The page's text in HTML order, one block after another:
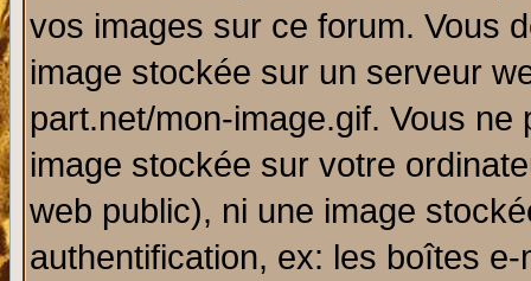
vos images sur ce forum. Vous
image stockée sur un serveur
part.net/mon-image.gif. Vous
image stockée sur votre
web public), ni une image
authentification, ex: les boîtes